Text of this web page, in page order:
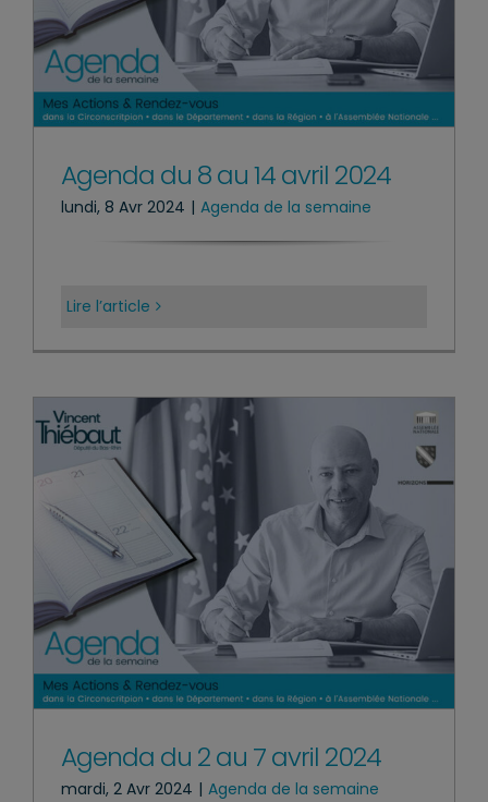
Agenda du 8 au 14 avril 2024
lundi, 8 Avr 2024 | Agenda de la semaine
Lire l’article
Agenda du 2 au 7 avril 2024
mardi, 2 Avr 2024 | Agenda de la semaine